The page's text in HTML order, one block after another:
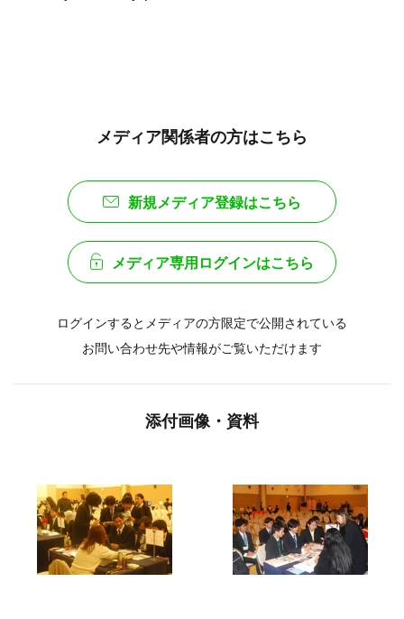
メディア関係者の方はこちら
新規メディア登録はこちら
メディア専用ログインはこちら
ログインするとメディアの方限定で公開されている
お問い合わせ先や情報がご覧いただけます
添付画像・資料